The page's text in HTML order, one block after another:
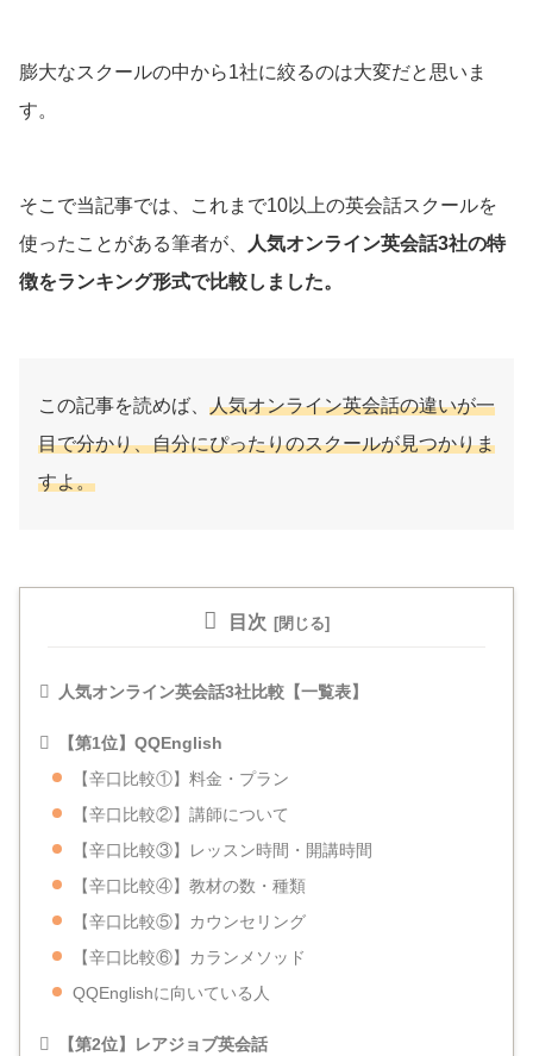
膨大なスクールの中から1社に絞るのは大変だと思いま
す。
そこで当記事では、これまで10以上の英会話スクールを
使ったことがある筆者が、
人気オンライン英会話3社の特
徴をランキング形式で比較しました。
この記事を読めば、 人気オンライン英会話の違いが一
目で分かり、自分にぴったりのスクールが見つかりま
すよ。
目次
人気オンライン英会話3社比較【一覧表】
【第1位】 QQEnglish
【辛口比較①】料金・プラン
【辛口比較②】講師について
【辛口比較③】レッスン時間・開講時間
【辛口比較④】教材の数・種類
【辛口比較⑤】カウンセリング
【辛口比較⑥】カランメソッド
QQEnglishに向いている人
【第2位】 レアジョブ英会話